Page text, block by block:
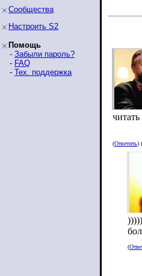
Сообщества
Настроить S2
Помощь
- Забыли пароль?
- FAQ
- Тех. поддержка
(Ответить) (
(